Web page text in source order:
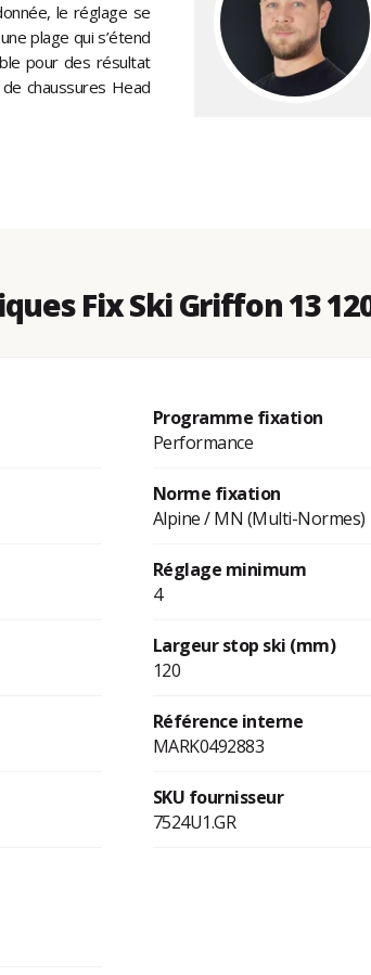
le réglage se
plage qui s’étend
pour des résultat
chaussures Head
Fix Ski Griffon 13
Programme fixation
Performance
Norme fixation
Alpine / MN (Multi-Normes)
Réglage minimum
4
Largeur stop ski (mm)
120
Référence interne
MARK0492883
SKU fournisseur
7524U1.GR